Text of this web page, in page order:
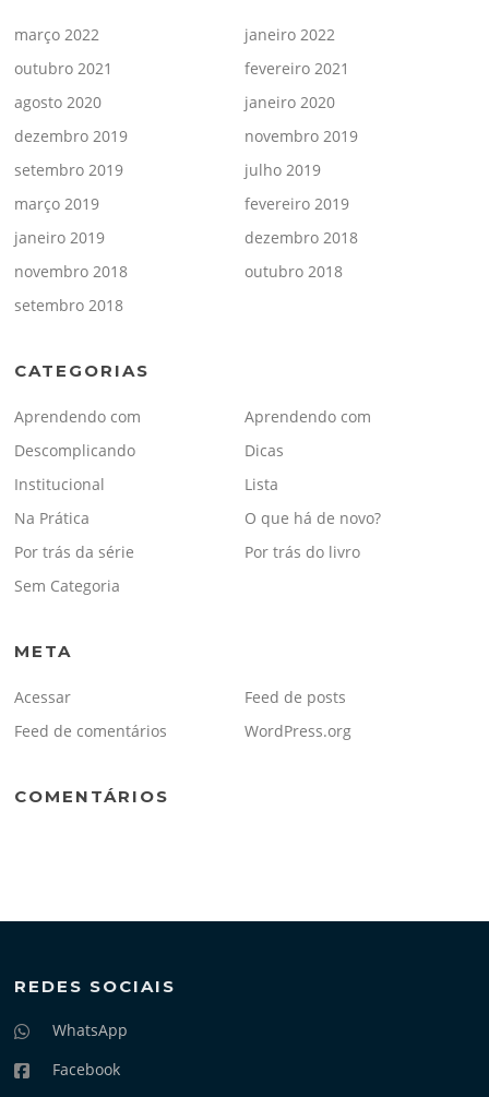
março 2022
janeiro 2022
outubro 2021
fevereiro 2021
agosto 2020
janeiro 2020
dezembro 2019
novembro 2019
setembro 2019
julho 2019
março 2019
fevereiro 2019
janeiro 2019
dezembro 2018
novembro 2018
outubro 2018
setembro 2018
CATEGORIAS
Aprendendo com
Aprendendo com
Descomplicando
Dicas
Institucional
Lista
Na Prática
O que há de novo?
Por trás da série
Por trás do livro
Sem Categoria
META
Acessar
Feed de posts
Feed de comentários
WordPress.org
COMENTÁRIOS
REDES SOCIAIS
WhatsApp
Facebook